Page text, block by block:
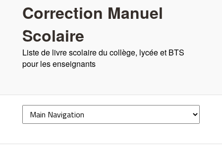
Correction Manuel
Scolaire
Liste de livre scolaire du collège, lycée et BTS
pour les enseignants